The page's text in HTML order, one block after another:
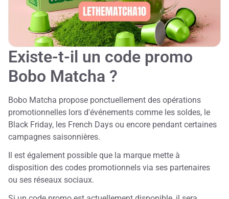
Existe-t-il un code promo
Bobo Matcha ?
Bobo Matcha propose ponctuellement des opérations
promotionnelles lors d'événements comme les soldes, le
Black Friday, les French Days ou encore pendant certaines
campagnes saisonnières.
Il est également possible que la marque mette à
disposition des codes promotionnels via ses partenaires
ou ses réseaux sociaux.